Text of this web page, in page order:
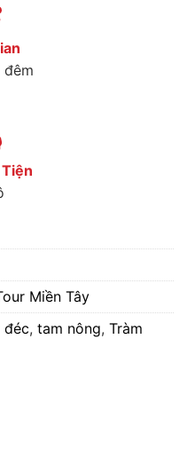
đêm
Miền Tây
đéc, tam nông, Tràm